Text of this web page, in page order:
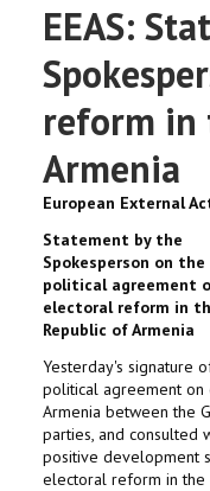
EEAS:
reform in
Armenia
European External
Statement by the
Spokesperson on the
political agreement
electoral reform in
Republic of Armenia
Yesterday's signature
political agreement
Armenia between the
parties, and consulted
positive development
electoral reform in the